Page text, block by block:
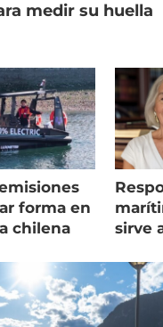
medir su huella
forma en
chilena
sirve